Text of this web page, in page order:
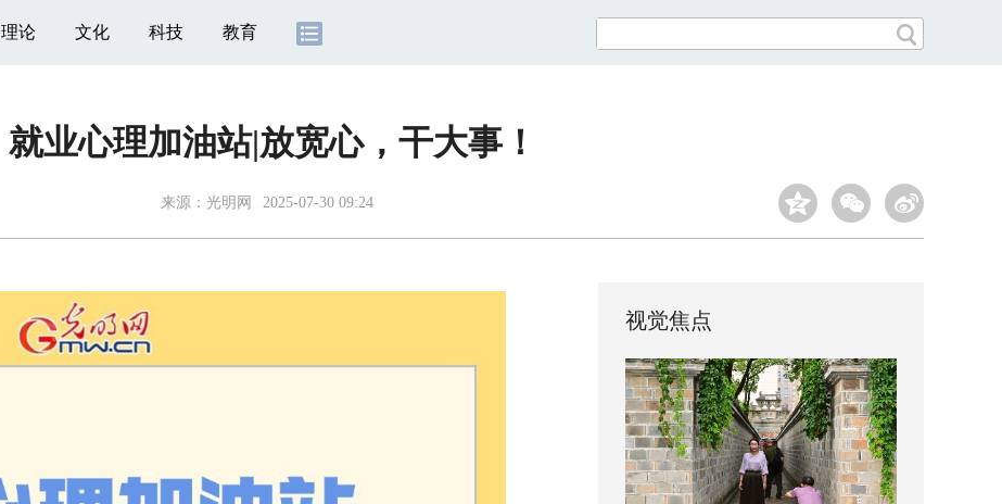
理论 文化 科技 教育
就业心理加油站|放宽心，干大事！
来源：光明网 2025-07-30 09:24
视觉焦点